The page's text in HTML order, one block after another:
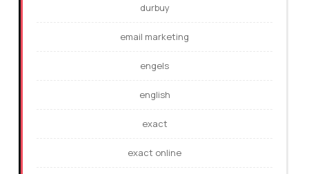
durbuy
email marketing
engels
english
exact
exact online